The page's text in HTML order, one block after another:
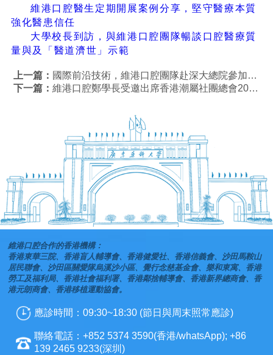
維港口腔醫生定期開展案例分享，堅守醫療本質
強化醫患信任
大學校長到訪，與維港口腔團隊暢談口腔醫療質
量與及「醫道濟世」示範
上一篇： 國際前沿技術，維港口腔團隊赴深大總院參加德國專家牙科美學交流會
下一篇：維港口腔鄭學長受邀出席香港潮屬社團總會2026丙午馬年新春團拜
維港口腔合作的香港機構：
香港東華三院、香港盲人輔導會、香港健愛社、香港信義會、沙田馬鞍山
居民聯會、沙田區關愛隊烏溪沙小區、覺行念慈基金會、樂和東寓、香港
勞工及福利局、香港社會福利署、香港鄰捨輔導會、香港新界總商會、香
港元朗商會、香港移植運動協會。
應診時間：09:30~18:30 (節日與周末照常應診)
聯絡電話：+852 5374 3590(香港/whatsApp); +86
139 2465 9233(深圳)